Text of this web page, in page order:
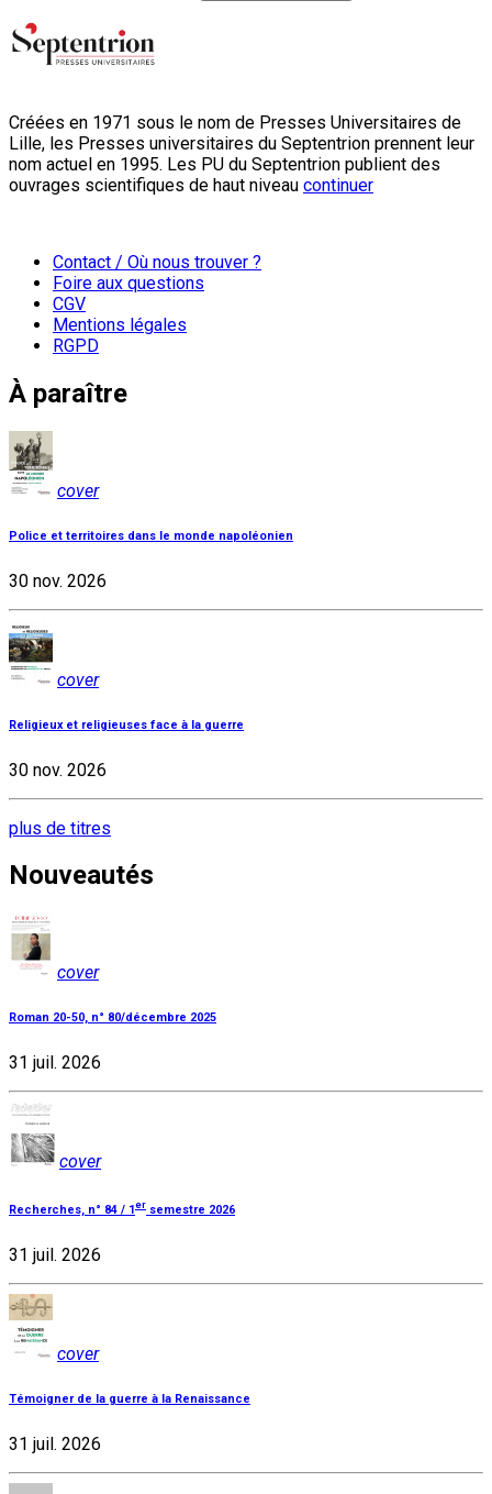
Créées en 1971 sous le nom de Presses Universitaires de
Lille, les Presses universitaires du Septentrion prennent leur
nom actuel en 1995. Les PU du Septentrion publient des
ouvrages scientifiques de haut niveau continuer
Contact / Où nous trouver ?
Foire aux questions
CGV
Mentions légales
RGPD
À paraître
cover
Police et territoires dans le monde napoléonien
30 nov. 2026
cover
Religieux et religieuses face à la guerre
30 nov. 2026
plus de titres
Nouveautés
cover
Roman 20-50, n° 80/décembre 2025
31 juil. 2026
cover
Recherches, n° 84 / 1er semestre 2026
31 juil. 2026
cover
Témoigner de la guerre à la Renaissance
31 juil. 2026